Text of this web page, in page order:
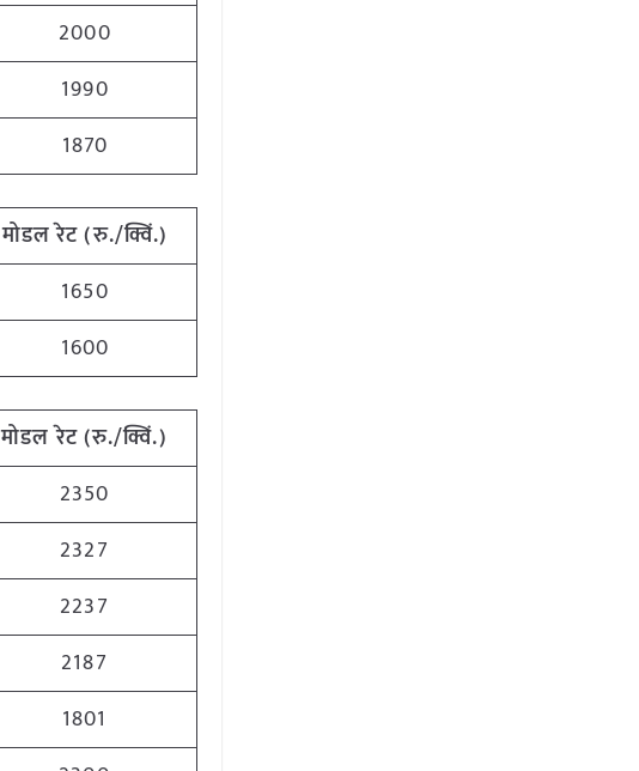
2000
1990
1870
मोडल रेट(रु./क्विं.)
1650
1600
मोडल रेट(रु./क्विं.)
2350
2327
2237
2187
1801